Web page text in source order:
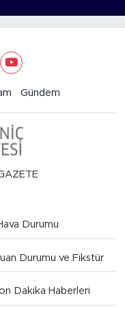
Gündem
Durumu
Durumu ve Fikstür
Dakika Haberleri